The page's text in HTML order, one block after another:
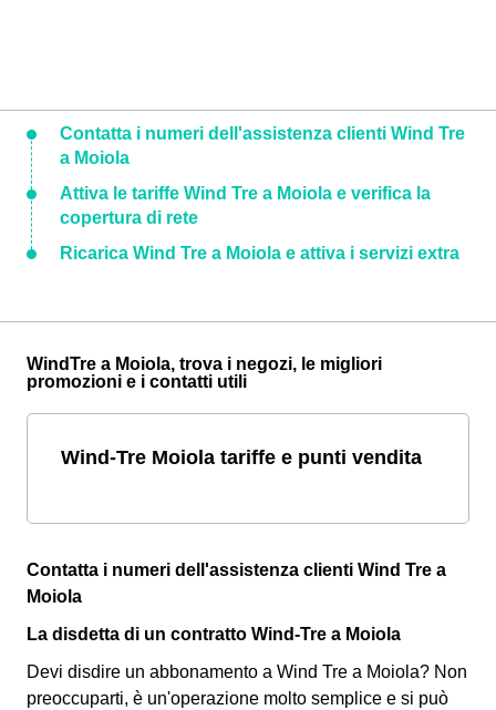
Contatta i numeri dell'assistenza clienti Wind Tre
a Moiola
Attiva le tariffe Wind Tre a Moiola e verifica la
copertura di rete
Ricarica Wind Tre a Moiola e attiva i servizi extra
WindTre a Moiola, trova i negozi, le migliori
promozioni e i contatti utili
Wind-Tre Moiola tariffe e punti vendita
Contatta i numeri dell'assistenza clienti Wind Tre a
Moiola
La disdetta di un contratto Wind-Tre a Moiola
Devi disdire un abbonamento a Wind Tre a Moiola? Non
preoccuparti, è un'operazione molto semplice e si può